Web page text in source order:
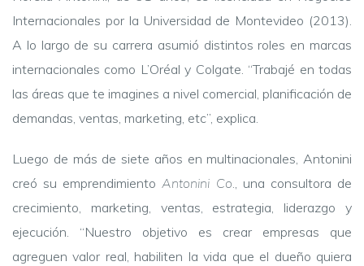
Internacionales por la Universidad de Montevideo (2013).
A lo largo de su carrera asumió distintos roles en marcas
internacionales como L’Oréal y Colgate. “Trabajé en todas
las áreas que te imagines a nivel comercial, planificación de
demandas, ventas, marketing, etc”, explica.
Luego de más de siete años en multinacionales, Antonini
creó su emprendimientoAntonini Co., una consultora de
crecimiento, marketing, ventas, estrategia, liderazgo y
ejecución. “Nuestro objetivo es crear empresas que
agreguen valor real, habiliten la vida que el dueño quiera